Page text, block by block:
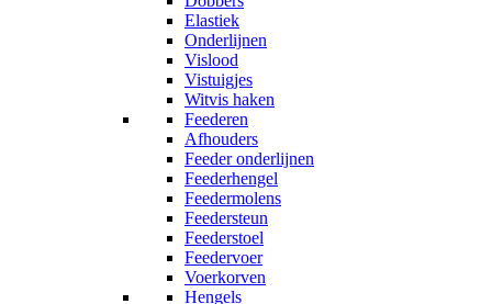
Elastiek
Onderlijnen
Vislood
Vistuigjes
Witvis haken
Feederen
Afhouders
Feeder onderlijnen
Feederhengel
Feedermolens
Feedersteun
Feederstoel
Feedervoer
Voerkorven
Hengels